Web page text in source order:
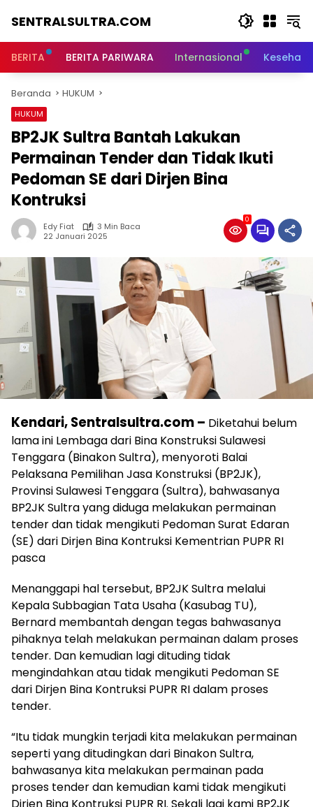
SENTRALSULTRA.COM
BERITA BERITA PARIWARA Internasional
Beranda HUKUM
HUKUM
BP2JK Sultra Bantah Lakukan
Permainan Tender dan Tidak Ikuti
Pedoman SE dari Dirjen Bina
Kontruksi
Edy Fiat
3 Min Baca
22 Januari 2025
0
Kendari, Sentralsultra.com – Diketahui belum
lama ini Lembaga dari Bina Konstruksi Sulawesi
Tenggara (Binakon Sultra), menyoroti Balai
Pelaksana Pemilihan Jasa Konstruksi (BP2JK),
Provinsi Sulawesi Tenggara (Sultra), bahwasanya
BP2JK Sultra yang diduga melakukan permainan
tender dan tidak mengikuti Pedoman Surat Edaran
(SE) dari Dirjen Bina Kontruksi Kementrian PUPR RI
pasca
Menanggapi hal tersebut, BP2JK Sultra melalui
Kepala Subbagian Tata Usaha (Kasubag TU),
Bernard membantah dengan tegas bahwasanya
pihaknya telah melakukan permainan dalam proses
tender. Dan kemudian lagi dituding tidak
mengindahkan atau tidak mengikuti Pedoman SE
dari Dirjen Bina Kontruksi PUPR RI dalam proses
tender.
“Itu tidak mungkin terjadi kita melakukan permainan
seperti yang ditudingkan dari Binakon Sultra,
bahwasanya kita melakukan permainan pada
proses tender dan kemudian kami tidak mengikuti
Dirjen Bina Kontruksi PUPR RI. Sekali lagi kami BP2JK